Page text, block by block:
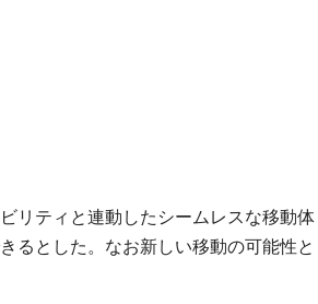
リティと連動したシームレスな移動体
るとした。なお新しい移動の可能性と